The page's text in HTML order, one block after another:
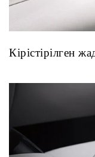
Кірістірілген